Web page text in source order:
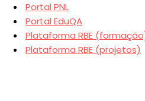
Portal PNL
Portal EduQA
Plataforma RBE
Plataforma RBE (projetos)